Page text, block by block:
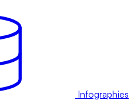
Infographies